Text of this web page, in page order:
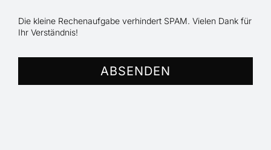
Die kleine Rechenaufgabe verhindert SPAM. Vielen Dank für
Ihr Verständnis!
ABSENDEN